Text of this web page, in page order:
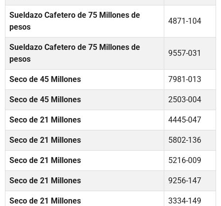
Sueldazo Cafetero de 75 Millones de
pesos
4871-104
Sueldazo Cafetero de 75 Millones de
pesos
9557-031
Seco de 45 Millones 7981-013
Seco de 45 Millones 2503-004
Seco de 21 Millones 4445-047
Seco de 21 Millones 5802-136
Seco de 21 Millones 5216-009
Seco de 21 Millones 9256-147
Seco de 21 Millones 3334-149